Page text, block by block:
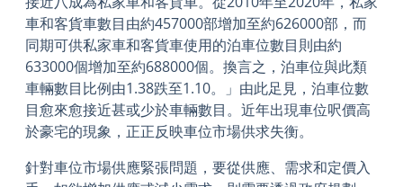
車和客貨車數目由約457000部增加至約626000部，而
同期可供私家車和客貨車使用的泊車位數目則由約
633000個增加至約688000個。換言之，泊車位與此類
車輛數目比例由1.38跌至1.10。」由此足見，泊車位數
目愈來愈接近甚或少於車輛數目。近年出現車位呎價高
於豪宅的現象，正正反映車位市場供求失衡。
針對車位市場供應緊張問題，要從供應、需求和定價入